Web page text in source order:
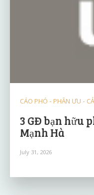
CÁO PHÓ - PHÂN ƯU -
3 GĐ bạn hữu
Mạnh Hà
July 31, 2026